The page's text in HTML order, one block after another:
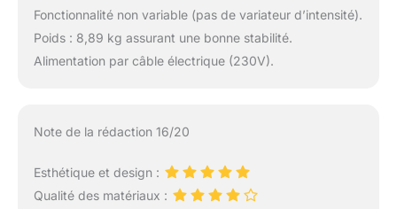
Fonctionnalité non variable (pas de variateur d’intensité).
Poids : 8,89 kg assurant une bonne stabilité.
Alimentation par câble électrique (230V).
Note de la rédaction 16/20
Esthétique et design :
Qualité des matériaux :